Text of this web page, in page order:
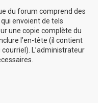
du forum comprend des
envoient de tels
une copie complète du
l’en-tête (il contient
L’administrateur